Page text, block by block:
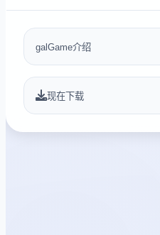
galGame介绍
现在下载